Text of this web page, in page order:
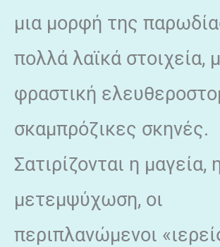
μια μορφή της
πολλά λαϊκά στοιχεία,
φραστική
σκαμπρόζικες σκηνές.
Σατιρίζονται η μαγεία,
μετεμψύχωση, οι
περιπλανώμενοι